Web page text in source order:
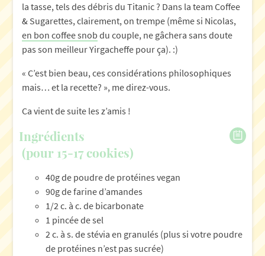
la tasse, tels des débris du Titanic ? Dans la team Coffee
& Sugarettes, clairement, on trempe (même si Nicolas,
en bon coffee snob du couple, ne gâchera sans doute
pas son meilleur Yirgacheffe pour ça). :)
« C’est bien beau, ces considérations philosophiques
mais… et la recette? », me direz-vous.
Ca vient de suite les z’amis !
Ingrédients
(pour 15-17 cookies)
40g de poudre de protéines vegan
90g de farine d’amandes
1/2 c. à c. de bicarbonate
1 pincée de sel
2 c. à s. de stévia en granulés (plus si votre poudre
de protéines n’est pas sucrée)